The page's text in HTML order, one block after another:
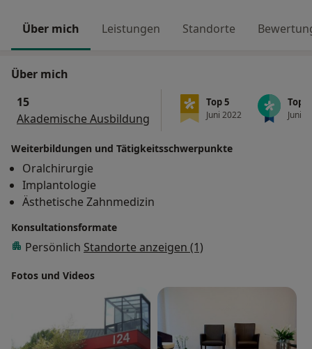
Über mich Leistungen Standorte
Über mich
15
Akademische Ausbildung
Top 5
Juni 2022
Top
Juni
Weiterbildungen und Tätigkeitsschwerpunkte
Oralchirurgie
Implantologie
Ästhetische Zahnmedizin
Konsultationsformate
Persönlich Standorte anzeigen (1)
Fotos und Videos